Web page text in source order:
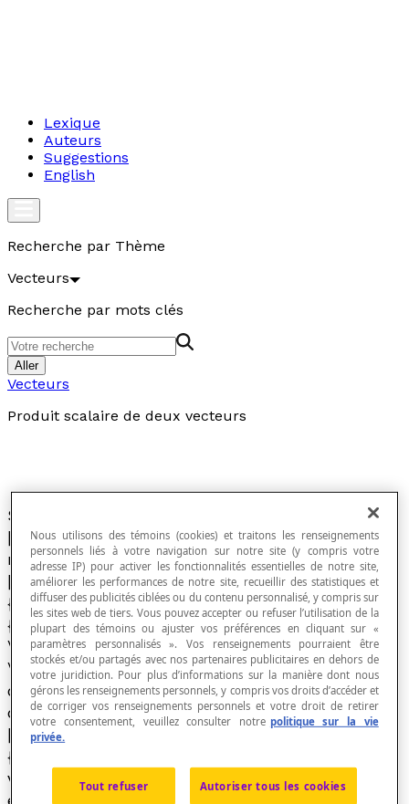
Lexique
Auteurs
Suggestions
English
Recherche par Thème
Vecteurs
Recherche par mots clés
Aller
Vecteurs
Produit scalaire de deux vecteurs
Soit deux vecteurs [latex]\overrightarrow {u}
[/latex] et [latex]\overrightarrow {v}[/latex]; le
nombre réel résultant de l'opération notée
[latex]\overrightarrow {u}\cdot \overrightarrow
{v}[/latex] et telle que [latex]\overrightarrow
{u}\cdot \overrightarrow {v}=\left\|
\overrightarrow {u}\right\| \cdot \left\|
\overrightarrow {v}\right\| \cos \theta[/latex],
où [latex]\left\| \overrightarrow {u}\right\|[/latex]
désigne lanormedu vecteur
[latex]u[/latex], [latex]\left\| \overrightarrow
{v}\right\|[/latex] désigne la norme du
vecteur[latex]v[/latex] et [latex]\theta[/latex]
est la mesure de l'angle formé entre les
Nous utilisons des témoins (cookies) et traitons les renseignements
personnels liés à votre navigation sur notre site (y compris votre
adresse IP) pour activer les fonctionnalités essentielles de notre site,
améliorer les performances de notre site, recueillir des statistiques et
diffuser des publicités ciblées ou du contenu personnalisé, y compris sur
les sites web de tiers. Vous pouvez accepter ou refuser l’utilisation de la
plupart des témoins ou ajuster vos préférences en cliquant sur «
paramètres personnalisés ». Vos renseignements pourraient être
stockés et/ou partagés avec nos partenaires publicitaires en dehors de
votre juridiction. Pour plus d’informations sur la manière dont nous
gérons les renseignements personnels, y compris vos droits d’accéder et
de corriger vos renseignements personnels et votre droit de retirer
votre consentement, veuillez consulter notre politique sur la vie
privée.
Tout refuser Autoriser tous les cookies